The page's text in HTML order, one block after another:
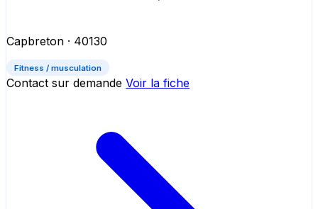
Capbreton · 40130
Fitness / musculation
Contact sur demande Voir la fiche